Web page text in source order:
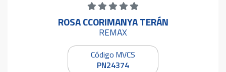
ROSA CCORIMANYA TERÁN
REMAX
Código MVCS
PN24374